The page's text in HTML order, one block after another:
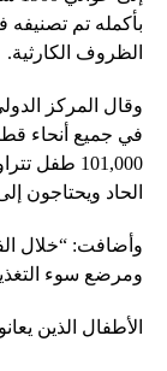
بأكمله تم
الظروف الكارثية.
في جميع أنحاء
الحاد ويحتاجون إلى
ومرضع سوء
الأطفال الذين